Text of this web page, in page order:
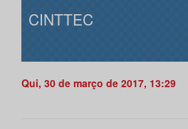
CINTTEC
Qui, 30 de março de 2017, 13:29